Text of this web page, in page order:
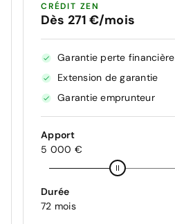
CRÉDIT ZEN
Dès 271 €/mois
Garantie perte financière
Extension de garantie
Garantie emprunteur
Apport
5 000 €
Durée
72 mois